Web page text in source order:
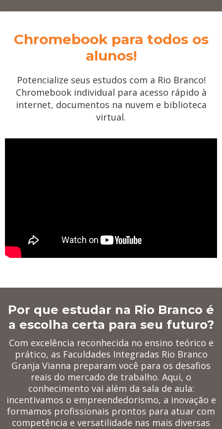
Chromebook para todos os
alunos!
Potencialize seus estudos com a Rio Branco!
Chromebook individual para acesso rápido à
internet, documentos na nuvem e biblioteca
virtual.
Por que estudar na Rio Branco é
a escolha certa para seu futuro?
Com excelência reconhecida no ensino teórico e
prático, as Faculdades Integradas Rio Branco
Granja Vianna preparam você para os desafios
reais do mercado de trabalho. Aqui, o
conhecimento vai além da sala de aula:
incentivamos o empreendedorismo, a inovação e
formamos profissionais prontos para atuar com
competência e versatilidade nas mais diversas